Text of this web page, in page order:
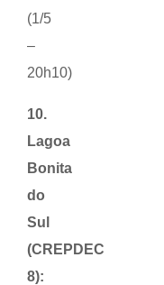
(1/5
–
20h10)
10.
Lagoa
Bonita
do
Sul
(CREPDEC
8):